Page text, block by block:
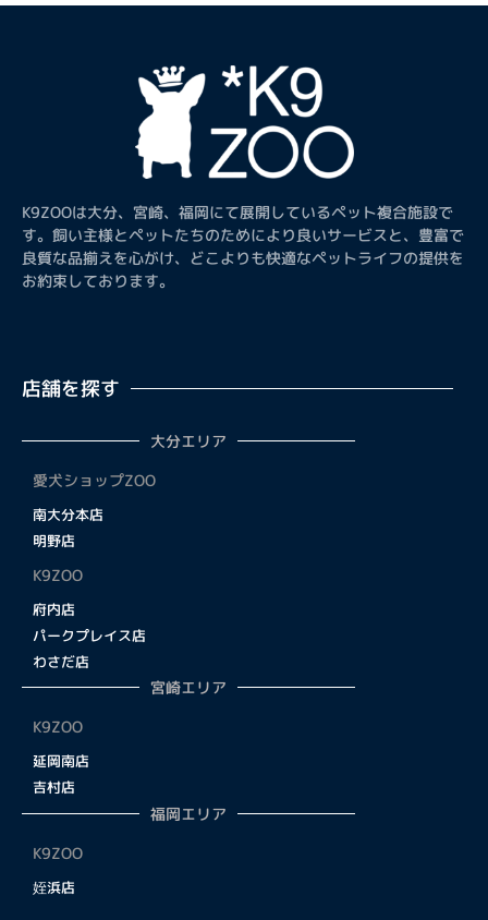
K9ZOOは大分、宮崎、福岡にて展開しているペット複合施設で
す。飼い主様とペットたちのためにより良いサービスと、豊富で
良質な品揃えを心がけ、どこよりも快適なペットライフの提供を
お約束しております。
店舗を探す
大分エリア
愛犬ショップZOO
南大分本店
明野店
K9ZOO
府内店
パークプレイス店
わさだ店
宮崎エリア
K9ZOO
延岡南店
吉村店
福岡エリア
K9ZOO
姪浜店